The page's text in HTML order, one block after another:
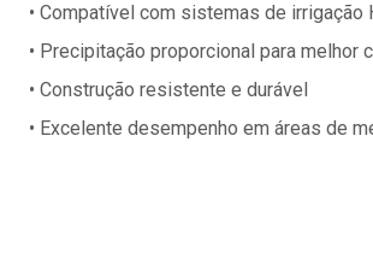
• Compatível com sistemas de irrigação
• Precipitação proporcional para melhor
• Construção resistente e durável
• Excelente desempenho em áreas de